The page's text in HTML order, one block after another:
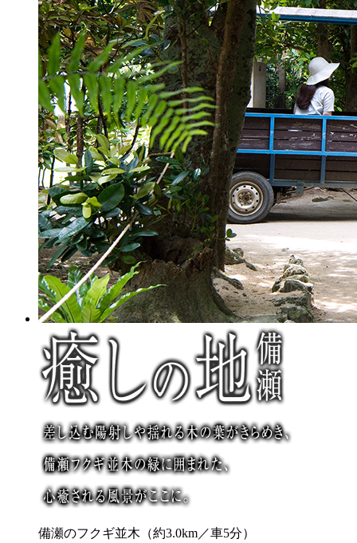
備瀬のフクギ並木（約3.0km／車5分）